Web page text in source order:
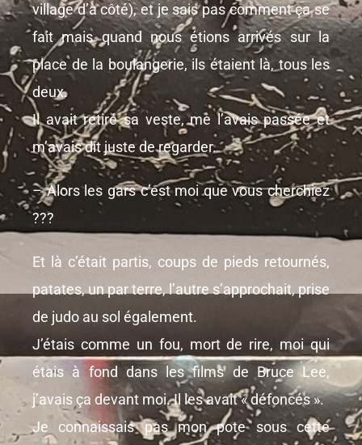
village d’à côté), et je sais pas comment ça se
fait mais quand nous étions arrivés sur la
place de la boulangerie, ils étaient là, tous les
deux.
Il avait retiré sa veste, me l’avais passée et
m’avais dit juste de regarder.
– Alors les gars c’est moi que vous cherchiez
???
Et là c’était partis, coups de pieds retournés,
patates, un par terre, l’autre s’approchait, prise
de judo au sol également.
J’étais comme un fou, mort de rire, moi qui
étais à fond dans les films de Bruce Lee,
j’avais ça devant moi. Il les avait « défoncés ».
Je connaissais pas mon pote sous cette